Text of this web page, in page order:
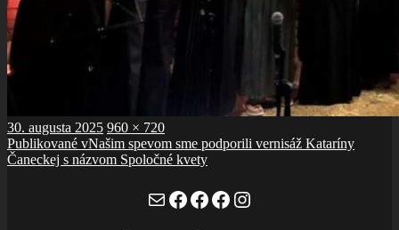
Publikované
30. augusta 2025 Plná
veľkosť
960 × 720
Navigácia
v
Publikované vNašim spevom sme podporili vernisáž Kataríny
Čaneckej s názvom Spoločné kvety
MailFacebook
Facebook
Facebook
Instagram